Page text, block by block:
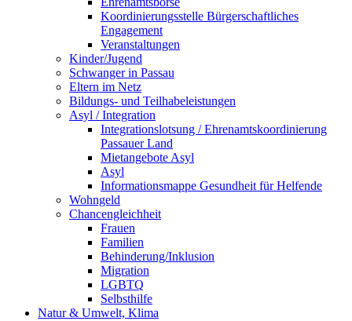
Koordinierungsstelle Bürgerschaftliches
Engagement
Veranstaltungen
Kinder/Jugend
Schwanger in Passau
Eltern im Netz
Bildungs- und Teilhabeleistungen
Asyl / Integration
Integrationslotsung / Ehrenamtskoordinierung
Passauer Land
Mietangebote Asyl
Asyl
Informationsmappe Gesundheit für Helfende
Wohngeld
Chancengleichheit
Frauen
Familien
Behinderung/Inklusion
Migration
LGBTQ
Selbsthilfe
Natur & Umwelt, Klima